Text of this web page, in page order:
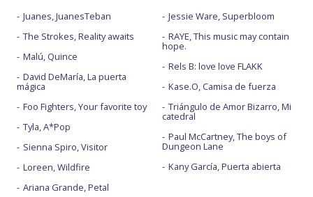
Juanes, JuanesTeban
The Strokes, Reality awaits
Malú, Quince
David DeMaría, La puerta
mágica
Foo Fighters, Your favorite toy
Tyla, A*Pop
Sienna Spiro, Visitor
Loreen, Wildfire
Ariana Grande, Petal
Jessie Ware, Superbloom
RAYE, This music may contain
hope.
Rels B: love love FLAKK
Kase.O, Camisa de fuerza
Triángulo de Amor Bizarro, Mi
catedral
Paul McCartney, The boys of
Dungeon Lane
Kany García, Puerta abierta